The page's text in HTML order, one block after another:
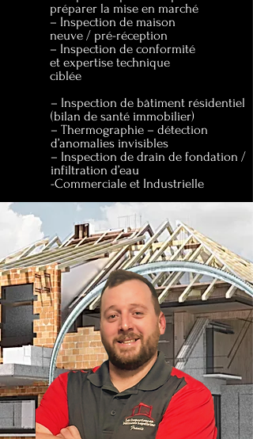
préparer la mise en marché
– Inspection de maison
neuve / pré-réception
– Inspection de conformité
et expertise technique
ciblée
– Inspection de bâtiment résidentiel
(bilan de santé immobilier)
– Thermographie – détection
d’anomalies invisibles
– Inspection de drain de fondation /
infiltration d’eau
-Commerciale et Industrielle